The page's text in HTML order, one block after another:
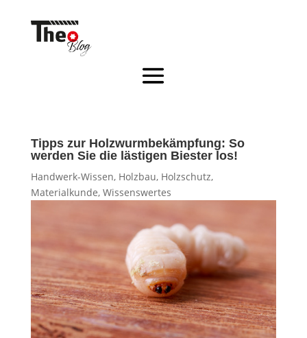
Tipps zur Holzwurmbekämpfung: So
werden Sie die lästigen Biester los!
Handwerk-Wissen, Holzbau, Holzschutz,
Materialkunde, Wissenswertes